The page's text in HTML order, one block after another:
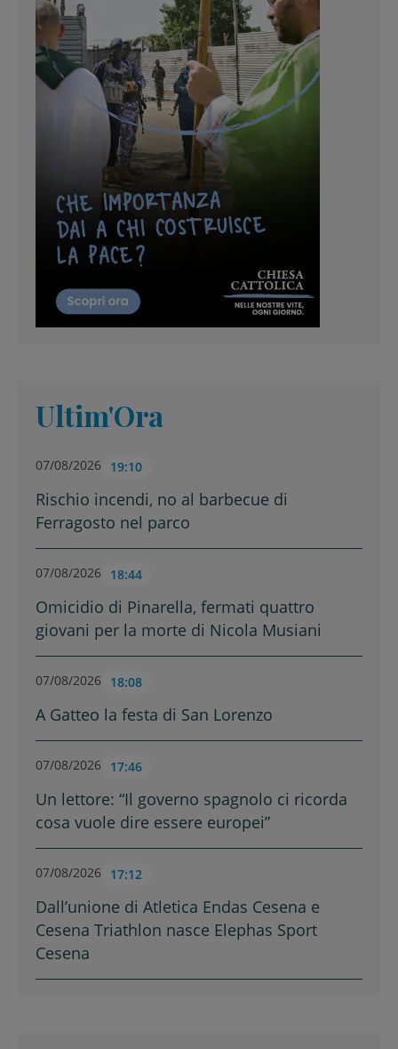
Ultim'Ora
07/08/2026 19:10
Rischio incendi, no al barbecue di
Ferragosto nel parco
07/08/2026 18:44
Omicidio di Pinarella, fermati quattro
giovani per la morte di Nicola Musiani
07/08/2026 18:08
A Gatteo la festa di San Lorenzo
07/08/2026 17:46
Un lettore: “Il governo spagnolo ci ricorda
cosa vuole dire essere europei”
07/08/2026 17:12
Dall’unione di Atletica Endas Cesena e
Cesena Triathlon nasce Elephas Sport
Cesena